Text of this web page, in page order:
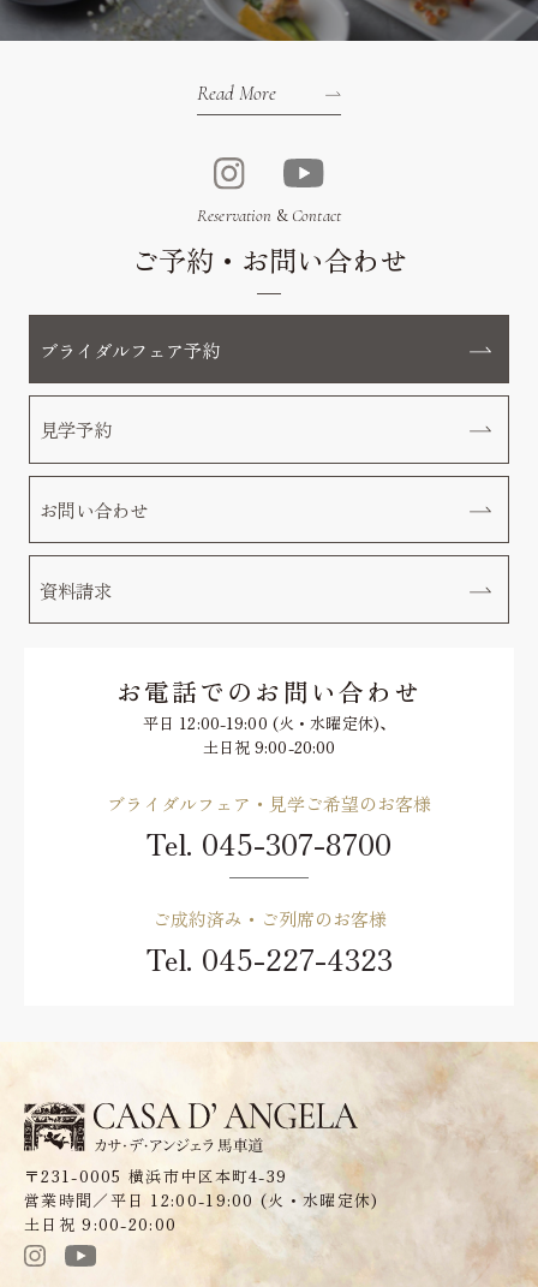
Read More
Reservation &Contact
ご予約・お問い合わせ
ブライダルフェア予約
見学予約
お問い合わせ
資料請求
お電話でのお問い合わせ
平日 12:00-19:00 (火・水曜定休)、
土日祝 9:00-20:00
ブライダルフェア・見学ご希望のお客様
Tel. 045-307-8700
ご成約済み・ご列席のお客様
Tel. 045-227-4323
〒231-0005 横浜市中区本町4-39
営業時間／平日 12:00-19:00 (火・水曜定休)
土日祝 9:00-20:00